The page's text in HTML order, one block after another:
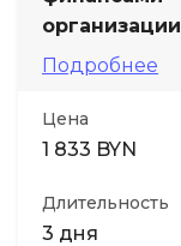
организации
Подробнее
Цена
1 833 BYN
Длительность
3 дня